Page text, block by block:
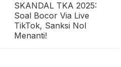
SKANDAL TKA 2025:
Soal Bocor Via Live
TikTok, Sanksi Nol
Menanti!